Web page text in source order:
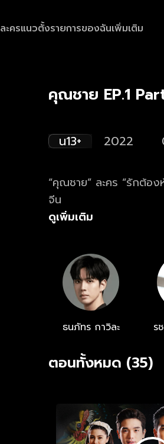
ละครแนวตั้งรายการของฉันเพิ่มเติม
คุณชาย EP.1
น13+ 2022
“คุณชาย” ละคร “รักต้อ
จีน
ดูเพิ่มเติม
ธนภัทร กาวิละ ร
ตอนทั้งหมด (35)